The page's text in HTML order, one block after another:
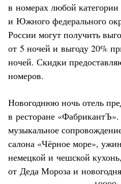
в номерах любой
и Южного федерального
России могут получить
от 5 ночей и выгоду 20%
ночей. Скидки
номеров.
Новогоднюю ночь отель
в ресторане
музыкальное
салона «Чёрное море»,
немецкой и чешской
от Деда Мороза и